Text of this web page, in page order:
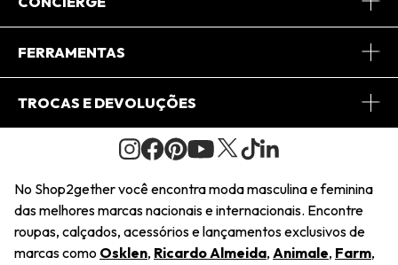
Journal
Saiu na Mídia
Sustentabilidade
Central de Relacionamento
Regulamento e Promoções
FERRAMENTAS
Minha Conta
Pedido de Presente
Wishlist
TROCAS E DEVOLUÇÕES
Condições Gerais
Troca Fácil
Restituição de Pagamento
No Shop2gether você encontra moda masculina e feminina
das melhores marcas nacionais e internacionais. Encontre
roupas, calçados, acessórios e lançamentos exclusivos de
marcas como Osklen, Ricardo Almeida, Animale, Farm,